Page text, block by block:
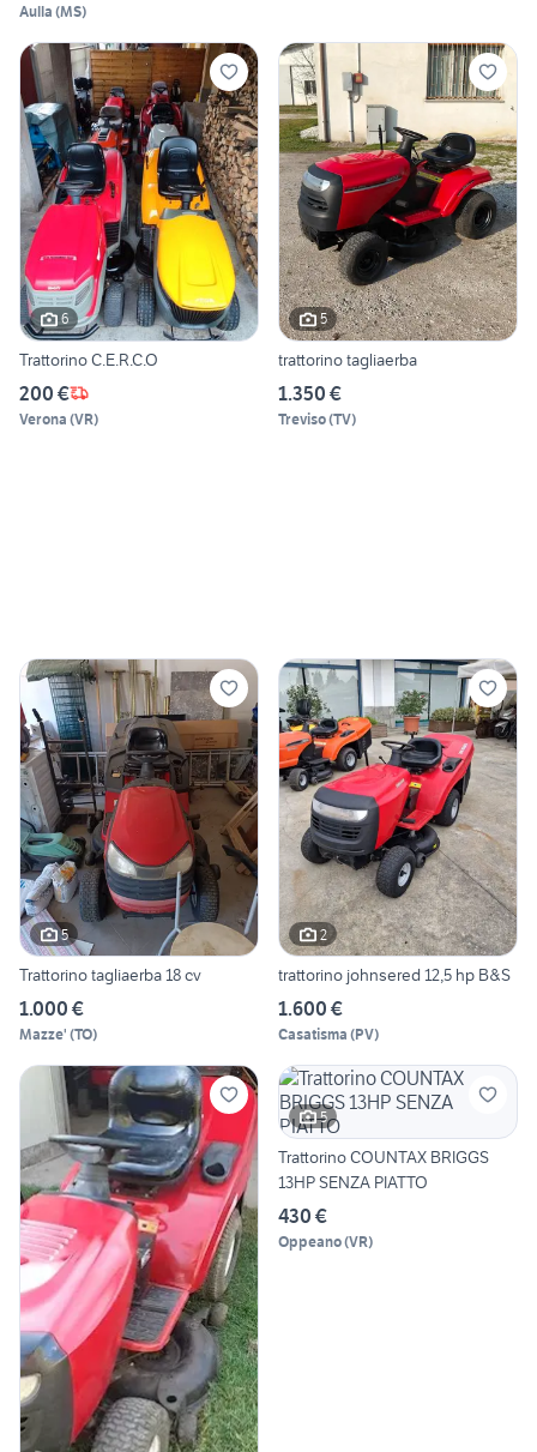
Aulla (MS)
6
Trattorino C.E.R.C.O
200 €
Verona (VR)
5
trattorino tagliaerba
1.350 €
Treviso(TV)
5
Trattorino tagliaerba 18 cv
1.000 €
Mazze' (TO)
2
trattorino johnsered 12,5 hp B&S
1.600 €
Casatisma (PV)
5
Trattorino COUNTAX BRIGGS
13HP SENZA PIATTO
430 €
Oppeano(VR)